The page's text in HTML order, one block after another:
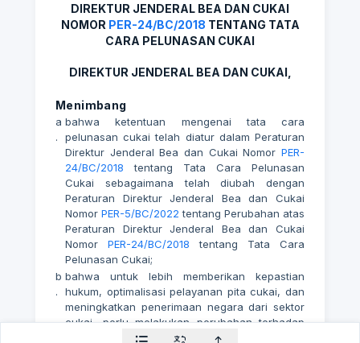
DIREKTUR JENDERAL BEA DAN CUKAI
NOMOR PER-24/BC/2018 TENTANG TATA
CARA PELUNASAN CUKAI
DIREKTUR JENDERAL BEA DAN CUKAI,
Menimbang
a
.
bahwa ketentuan mengenai tata cara
pelunasan cukai telah diatur dalam Peraturan
Direktur Jenderal Bea dan Cukai Nomor PER-
24/BC/2018 tentang Tata Cara Pelunasan
Cukai sebagaimana telah diubah dengan
Peraturan Direktur Jenderal Bea dan Cukai
Nomor PER-5/BC/2022 tentang Perubahan atas
Peraturan Direktur Jenderal Bea dan Cukai
Nomor PER-24/BC/2018 tentang Tata Cara
Pelunasan Cukai;
b
.
bahwa untuk lebih memberikan kepastian
hukum, optimalisasi pelayanan pita cukai, dan
meningkatkan penerimaan negara dari sektor
cukai, perlu melakukan perubahan terhadap
ketentuan mengenai tata cara pelunasan